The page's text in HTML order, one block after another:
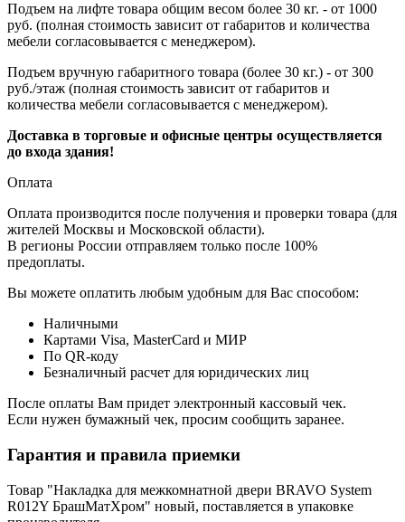
Подъем на лифте товара общим весом более 30 кг. - от 1000
руб. (полная стоимость зависит от габаритов и количества
мебели согласовывается с менеджером).
Подъем вручную габаритного товара (более 30 кг.) - от 300
руб./этаж (полная стоимость зависит от габаритов и
количества мебели согласовывается с менеджером).
Доставка в торговые и офисные центры осуществляется
до входа здания!
Оплата
Оплата производится после получения и проверки товара (для
жителей Москвы и Московской области).
В регионы России отправляем только после 100%
предоплаты.
Вы можете оплатить любым удобным для Вас способом:
Наличными
Картами Visa, MasterCard и МИР
По QR-коду
Безналичный расчет для юридических лиц
После оплаты Вам придет электронный кассовый чек.
Если нужен бумажный чек, просим сообщить заранее.
Гарантия и правила приемки
Товар "Накладка для межкомнатной двери BRAVO System
R012Y БрашМатХром" новый, поставляется в упаковке